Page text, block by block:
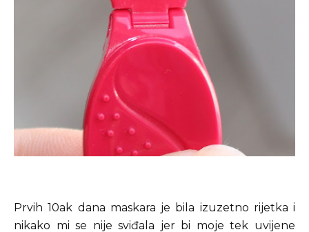
Prvih 10ak dana maskara je bila izuzetno rijetka i
nikako mi se nije sviđala jer bi moje tek uvijene